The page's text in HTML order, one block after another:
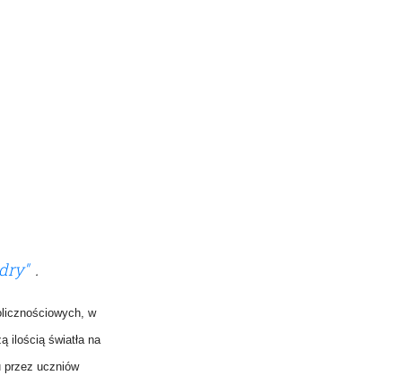
.
w
ilością światła na
przez uczniów